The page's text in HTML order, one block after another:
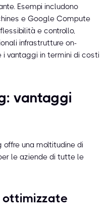
Esempi includono
e Google Compute
e controllo,
infrastrutture on-
vantaggi in termini di costi
vantaggi
una moltitudine di
le aziende di tutte le
ottimizzate